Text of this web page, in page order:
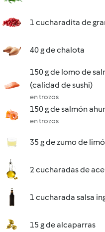
1 cucharadita de
40 g de chalota
150 g de lomo de
(calidad de sushi)
en trozos
150 g de salmón
en trozos
35 g de zumo de
2 cucharadas de
1 cucharada salsa
15 g de alcaparras